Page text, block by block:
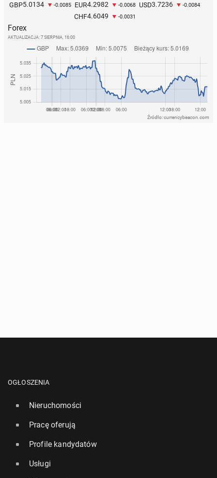
GBP5.0134 -0.0085 EUR4.2982 -0.0068 USD3.7236 -0.0084
CHF4.6049 -0.0031
Forex
AKTUALIZACJA: 7 SIERPNIA, 16:00
Źródło: currencybeacon.com
OGŁOSZENIA
Nieruchomości
Pracę oferują
Profile kandydatów
Usługi